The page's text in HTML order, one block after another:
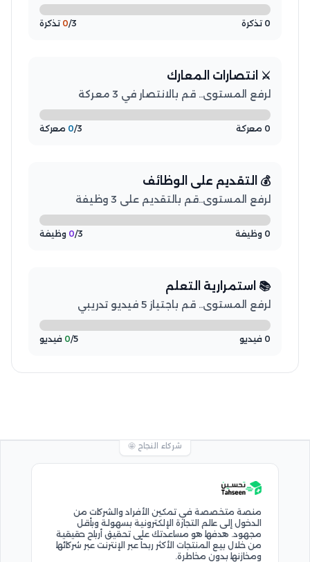
0 تذكرة 0/3 تذكرة
⚔️ انتصارات المعارك
لرفع المستوى.. قم بالانتصار في 3 معركة
0 معركة 0/3 معركة
💰 التقديم على الوظائف
لرفع المستوى..قم بالتقديم على 3 وظيفة
0 وظيفة 0/3 وظيفة
📚 استمرارية التعلم
لرفع المستوى.. قم باجتياز 5 فيديو تدريبي
0 فيديو 0/5 فيديو
شركاء النجاح 🤩
منصة متخصصة في تمكين الأفراد والشركات من
الدخول إلى عالم التجارة الإلكترونية بسهولة وبأقل
مجهود. هدفها هو مساعدتك على تحقيق أرباح حقيقية
من خلال بيع المنتجات الأكثر ربحاً عبر الإنترنت عبر شركائها
ومخازنها بدون مخاطرة.